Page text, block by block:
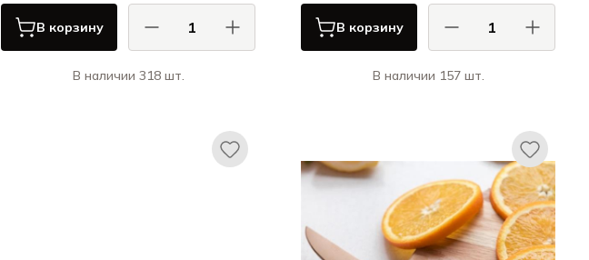
В корзину
В наличии 318 шт.
ЭйчКью / Ножи и вилки для
стейка HQ
В корзину
В наличии 157 шт.
ЭйчКью / Ножи и вилки для
стейка HQ